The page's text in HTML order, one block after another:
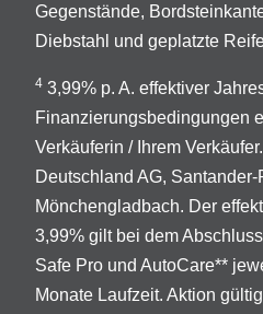
Gegenstände,
Diebstahl und geplatzte
4 3,99% p. A. effektiver
Finanzierungsbedingungen
Verkäuferin / Ihrem
Deutschland AG,
Mönchengladbach. Der
3,99% gilt bei dem
Safe Pro und AutoCare**
Monate Laufzeit. Aktion